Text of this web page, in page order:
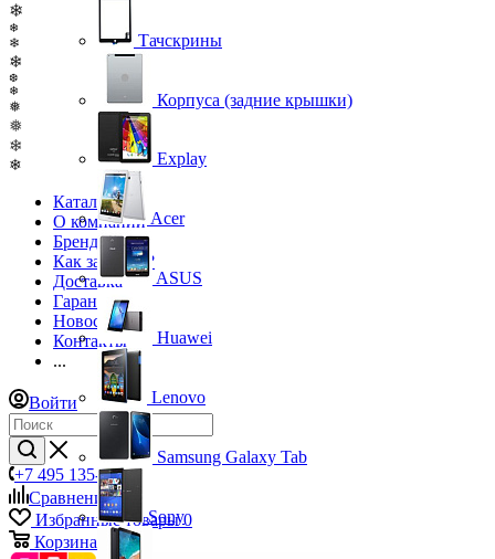
❄
❄
❄
❄
❆
❄
❅
❅
❄
❄
Каталог
О компании
Бренды
Как заказать?
Доставка
Гарантия
Новости
Контакты
...
Войти
+7 495 135-39-43
Сравнение0
Избранные товары 0
Корзина
Тачскрины
Корпуса (задние крышки)
Explay
Acer
ASUS
Huawei
Lenovo
Samsung Galaxy Tab
Sony